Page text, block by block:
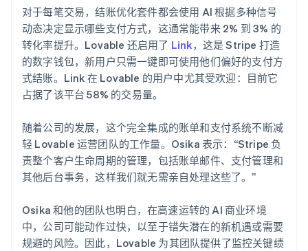
对于每笔交易，结账优化套件都会使用 AI 根据多种信号
动态决定显示哪些支付方式，这通常能带来 2% 到 3% 的
转化率提升。Lovable 还启用了 Link，这是 Stripe 打造
的数字钱包，新用户只需一键即可使用他们偏好的支付方
式结账。Link 在 Lovable 的用户中尤其受欢迎：目前它
占据了该平台 58% 的交易量。
随着公司的发展，这个完全集成的账单和支付系统不断减
轻 Lovable 运营团队的工作量。Osika 表示：“Stripe 负
责整个客户生命周期的管理，包括账单邮件、支付管理和
其他后台事务，这样我们就无需亲自处理这些了。”
Osika 和他的团队也明白，在高速运转的 AI 商业环境
中，公司可能动作过快，以至于错失潜在的新机遇或需要
规避的风险。因此，Lovable 为其团队提供了监控关键绩